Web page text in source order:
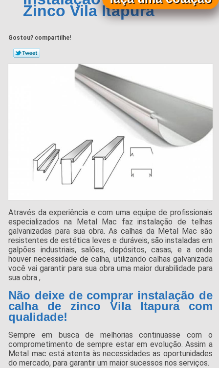
Zinco Vila Itapura
Gostou? compartilhe!
Através da experiência e com uma equipe de profissionais
especializados na Metal Mac faz instalação de telhas
galvanizadas para sua obra. As calhas da Metal Mac são
resistentes de estética leves e duráveis, são instaladas em
galpões industriais, salões, depósitos, casas, e a onde
houver necessidade de calha, utilizando calhas galvanizada
você vai garantir para sua obra uma maior durabilidade para
sua obra ,
Não deixe de comprar instalação de
calha de zinco Vila Itapura com
qualidade!
Sempre em busca de melhorias continuasse com o
comprometimento de sempre estar em evolução. Assim a
Metal mac está atenta às necessidades as oportunidades
do mercado, para garantir um maior sucessos nos serviços.